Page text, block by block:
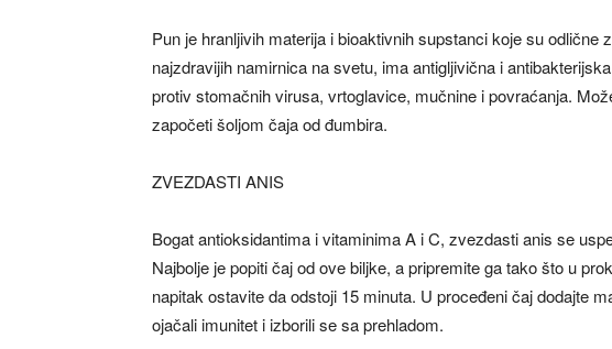
Pun je hranljivih materija i bioaktivnih supstanci koje su odlične
najzdravijih namirnica na svetu, ima antigljivična i
protiv stomačnih virusa, vrtoglavice, mučnine i povraćanja.
započeti šoljom čaja od đumbira.
ZVEZDASTI ANIS
Bogat antioksidantima i vitaminima A i C, zvezdasti anis se
Najbolje je popiti čaj od ove biljke, a pripremite ga tako što u
napitak ostavite da odstoji 15 minuta. U proceđeni čaj dodajte
ojačali imunitet i izborili se sa prehladom.